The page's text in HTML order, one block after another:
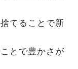
ることで新
で豊かさが